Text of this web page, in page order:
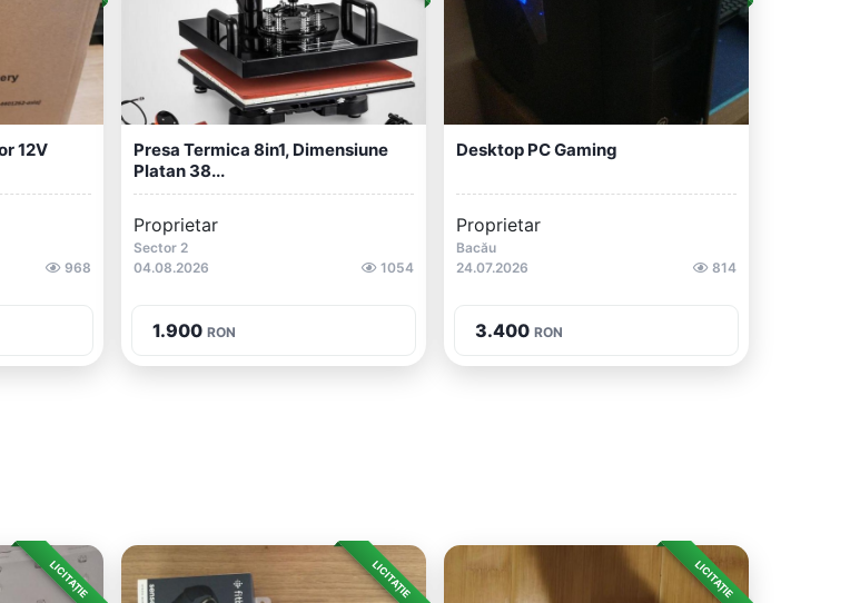
12V
968
Presa Termica 8in1, Dimensiune
Platan 38...
Proprietar
Sector 2
04.08.2026
1054
1.900 RON
Desktop PC Gaming
Proprietar
Bacău
24.07.2026
814
3.400 RON
LICITAȚIE LICITAȚIE LICITAȚIE